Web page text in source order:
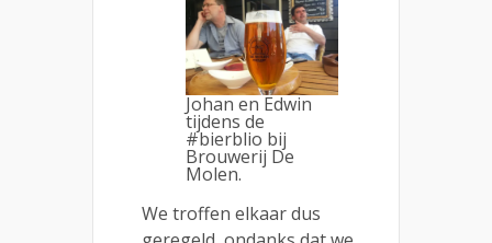
Johan en Edwin
tijdens de
#bierblio bij
Brouwerij De
Molen.
We troffen elkaar dus